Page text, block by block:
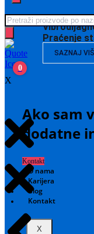
Praćenje
SAZNAJ
Ako sam
dodatne
Kontakt
O nama
Karijera
Blog
Kontakt
X
Products
search
0
X